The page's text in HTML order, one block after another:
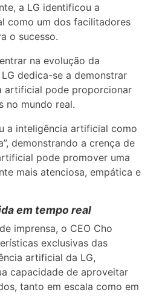
a LG identificou a
como um dos facilitadores
o sucesso.
na evolução da
dedica-se a demonstrar
artificial pode proporcionar
no mundo real.
a inteligência artificial como
demonstrando a crença de
pode promover uma
mais atenciosa, empática e
em tempo real
imprensa, o CEO Cho
exclusivas das
artificial da LG,
capacidade de aproveitar
tanto em escala como em